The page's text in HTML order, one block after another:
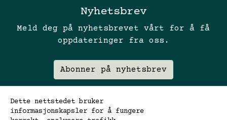
Nyhetsbrev
Meld deg på nyhetsbrevet vårt for å få
oppdateringer fra oss.
Abonner på nyhetsbrev
Dette nettstedet bruker
informasjonskapsler for å fungere